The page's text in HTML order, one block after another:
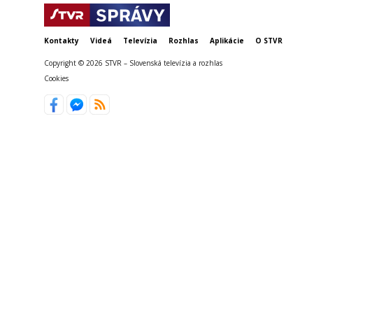
Kontakty Videá Televízia Rozhlas Aplikácie O STVR
Copyright © 2026 STVR – Slovenská televízia a rozhlas
Cookies